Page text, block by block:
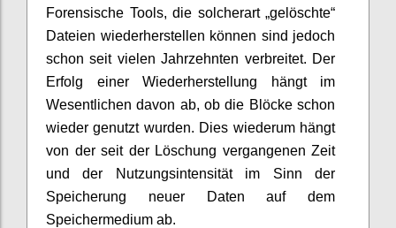
Forensische Tools, die solcherart „gelöschte“
Dateien wiederherstellen können sind jedoch
schon seit vielen Jahrzehnten verbreitet. Der
Erfolg einer Wiederherstellung hängt im
Wesentlichen davon ab, ob die Blöcke schon
wieder genutzt wurden. Dies wiederum hängt
von der seit der Löschung vergangenen Zeit
und der Nutzungsintensität im Sinn der
Speicherung neuer Daten auf dem
Speichermedium ab.